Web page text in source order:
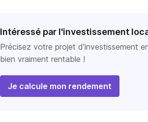
Intéressé par l'investissement
Précisez votre projet d'investissement
bien vraiment rentable !
Je calcule mon rendement